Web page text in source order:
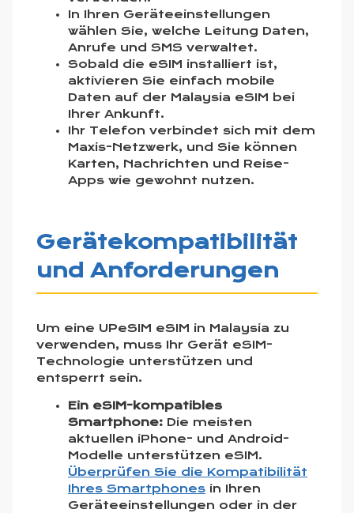
In Ihren Geräteeinstellungen
wählen Sie, welche Leitung Daten,
Anrufe und SMS verwaltet.
Sobald die eSIM installiert ist,
aktivieren Sie einfach mobile
Daten auf der Malaysia eSIM bei
Ihrer Ankunft.
Ihr Telefon verbindet sich mit dem
Maxis-Netzwerk, und Sie können
Karten, Nachrichten und Reise-
Apps wie gewohnt nutzen.
Gerätekompatibilität
und Anforderungen
Um eine UPeSIM eSIM in Malaysia zu
verwenden, muss Ihr Gerät eSIM-
Technologie unterstützen und
entsperrt sein.
Ein eSIM-kompatibles
Smartphone: Die meisten
aktuellen iPhone- und Android-
Modelle unterstützen eSIM.
Überprüfen Sie die Kompatibilität
Ihres Smartphones in Ihren
Geräteeinstellungen oder in der